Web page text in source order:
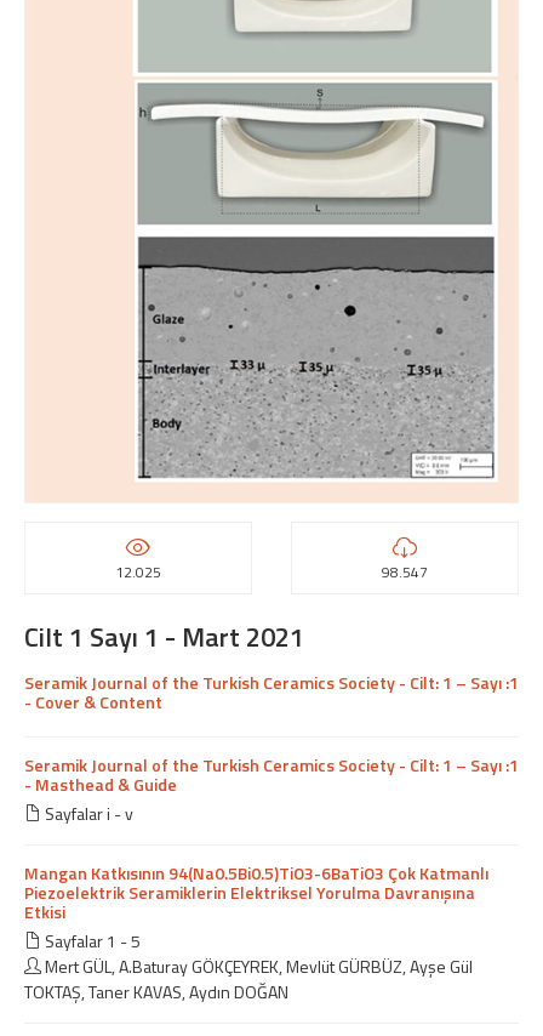
12.025 98.547
Cilt 1 Sayı 1 - Mart 2021
Seramik Journal of the Turkish Ceramics Society - Cilt: 1 – Sayı :1
- Cover & Content
Seramik Journal of the Turkish Ceramics Society - Cilt: 1 – Sayı :1
- Masthead & Guide
Sayfalar i - v
Mangan Katkısının 94(Na0.5Bi0.5)TiO3-6BaTiO3 Çok Katmanlı
Piezoelektrik Seramiklerin Elektriksel Yorulma Davranışına
Etkisi
Sayfalar 1 - 5
Mert GÜL, A.Baturay GÖKÇEYREK, Mevlüt GÜRBÜZ, Ayşe Gül
TOKTAŞ, Taner KAVAS, Aydın DOĞAN